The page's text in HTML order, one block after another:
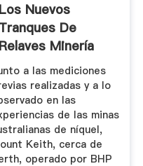
Los Nuevos
Tranques De
Relaves Minería
a las mediciones
realizadas y a lo
en las
de las minas
de níquel,
Keith, cerca de
operado por BHP